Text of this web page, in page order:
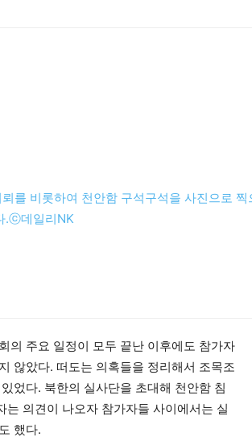
를 비롯하여 천안함 구석구석을 사진으로 찍
.ⓒ데일리NK
의 주요 일정이 모두 끝난 이후에도 참가자
않았다. 떠도는 의혹들을 정리해서 조목조
었다. 북한의 실사단을 초대해 천안함 침
는 의견이 나오자 참가자들 사이에서는 실
했다.